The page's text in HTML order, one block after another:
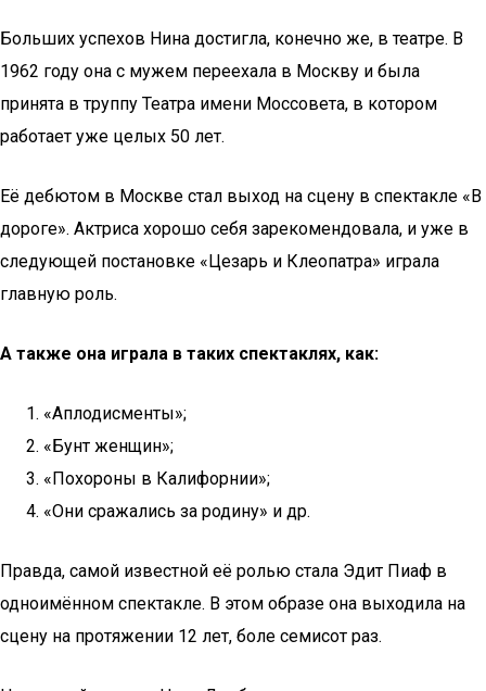
Больших успехов Нина достигла, конечно же, в театре. В
1962 году она с мужем переехала в Москву и была
принята в труппу Театра имени Моссовета, в котором
работает уже целых 50 лет.
Её дебютом в Москве стал выход на сцену в спектакле «В
дороге». Актриса хорошо себя зарекомендовала, и уже в
следующей постановке «Цезарь и Клеопатра» играла
главную роль.
А также она играла в таких спектаклях, как:
«Аплодисменты»;
«Бунт женщин»;
«Похороны в Калифорнии»;
«Они сражались за родину» и др.
Правда, самой известной её ролью стала Эдит Пиаф в
одноимённом спектакле. В этом образе она выходила на
сцену на протяжении 12 лет, боле семисот раз.